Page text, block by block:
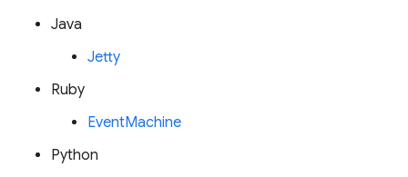
Java
Jetty
Ruby
EventMachine
Python